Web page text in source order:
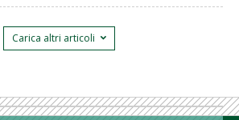
Carica altri articoli